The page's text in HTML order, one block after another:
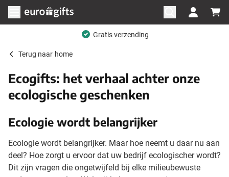
Ga naar de inhoud
Menu openen
Gratis verzending
Terug naar home
Ecogifts: het verhaal achter onze
ecologische geschenken
Ecologie wordt belangrijker
Ecologie wordt belangrijker. Maar hoe neemt u daar nu aan
deel? Hoe zorgt u ervoor dat uw bedrijf ecologischer wordt?
Dit zijn vragen die ongetwijfeld bij elke milieubewuste